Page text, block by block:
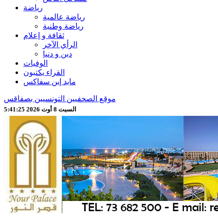
رياضة
رياضة عالمية
رياضة وطنية
ثقافة و إعلام
الرأي الآخر
دين و دنيا
الوفيات
القراء يكتبون
مايد إين سفاكس
موقع الصحفيين التونسيين بصفاقس
السبت 8 أوت 2026 5:41:26